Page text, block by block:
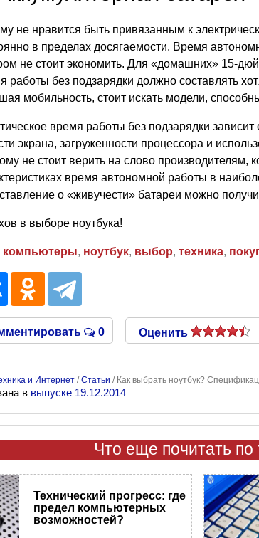
не нравится быть привязанным к
в пределах досягаемости. Время
не стоит экономить. Для «домашних» 15-
работы без подзарядки должно составлять
мобильность, стоит искать модели,
время работы без подзарядки
экрана, загруженности процессора и
не стоит верить на слово производителям,
время автономной работы в
о «живучести» батареи можно
в выборе ноутбука!
компьютеры, ноутбук, выбор, техника,
0 Оценить
и Интернет /Статьи / Как выбрать ноутбук?
в выпуске 19.12.2014
Что еще почитать по
Технический прогресс: где
предел компьютерных
возможностей?